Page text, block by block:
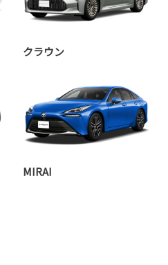
クラウン
MIRAI